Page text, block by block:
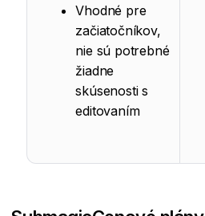
Vhodné pre
začiatočníkov,
nie sú potrebné
žiadne
skúsenosti s
editovaním